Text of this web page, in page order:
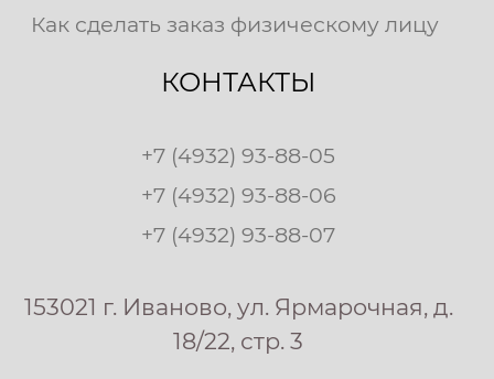
Как сделать заказ физическому лицу
КОНТАКТЫ
+7 (4932) 93-88-05
+7 (4932) 93-88-06
+7 (4932) 93-88-07
153021 г. Иваново, ул. Ярмарочная, д.
18/22, стр. 3